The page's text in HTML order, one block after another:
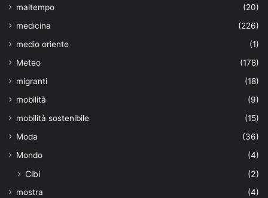
maltempo
(20)
medicina
(226)
medio oriente
(1)
Meteo
(178)
migranti
(18)
mobilità
(9)
mobilità sostenibile
(15)
Moda
(36)
Mondo
(4)
Cibi (2)
mostra
(4)